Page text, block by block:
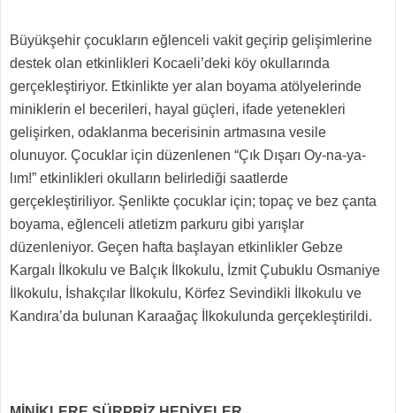
Büyükşehir çocukların eğlenceli vakit geçirip gelişimlerine
destek olan etkinlikleri Kocaeli’deki köy okullarında
gerçekleştiriyor. Etkinlikte yer alan boyama atölyelerinde
miniklerin el becerileri, hayal güçleri, ifade yetenekleri
gelişirken, odaklanma becerisinin artmasına vesile
olunuyor. Çocuklar için düzenlenen “Çık Dışarı Oy-na-ya-
lım!” etkinlikleri okulların belirlediği saatlerde
gerçekleştiriliyor. Şenlikte çocuklar için; topaç ve bez çanta
boyama, eğlenceli atletizm parkuru gibi yarışlar
düzenleniyor. Geçen hafta başlayan etkinlikler Gebze
Kargalı İlkokulu ve Balçık İlkokulu, İzmit Çubuklu Osmaniye
İlkokulu, İshakçılar İlkokulu, Körfez Sevindikli İlkokulu ve
Kandıra’da bulunan Karaağaç İlkokulunda gerçekleştirildi.